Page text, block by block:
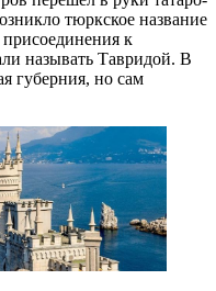
тюркское название
к
называть Тавридой. В
губерния, но сам